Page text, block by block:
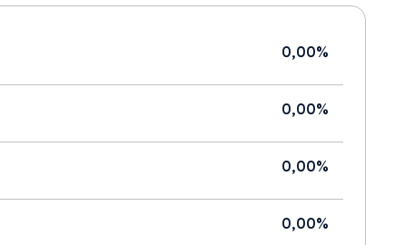
0,00%
0,00%
0,00%
0,00%